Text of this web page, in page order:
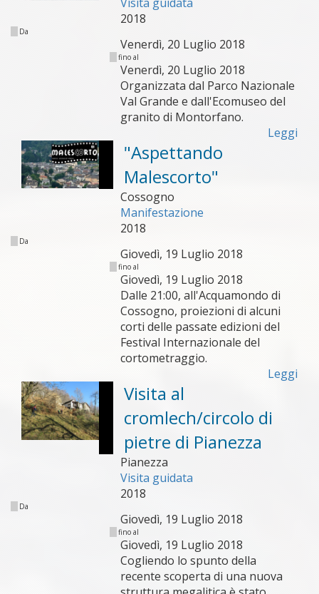
2018
Da
Venerdì, 20 Luglio 2018
fino al
Venerdì, 20 Luglio 2018
Organizzata dal Parco Nazionale
Val Grande e dall'Ecomuseo del
granito di Montorfano.
Leggi
"Aspettando
Malescorto"
Cossogno
Manifestazione
2018
Da
Giovedì, 19 Luglio 2018
fino al
Giovedì, 19 Luglio 2018
Dalle 21:00, all'Acquamondo di
Cossogno, proiezioni di alcuni
corti delle passate edizioni del
Festival Internazionale del
cortometraggio.
Leggi
Visita al
cromlech/circolo di
pietre di Pianezza
Pianezza
Visita guidata
2018
Da
Giovedì, 19 Luglio 2018
fino al
Giovedì, 19 Luglio 2018
Cogliendo lo spunto della
recente scoperta di una nuova